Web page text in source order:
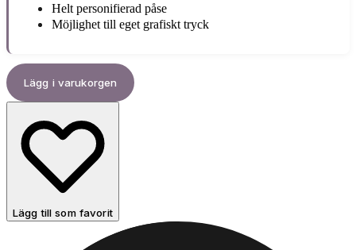
Helt personifierad påse
Möjlighet till eget grafiskt tryck
Lägg i varukorgen
Lägg till som favorit